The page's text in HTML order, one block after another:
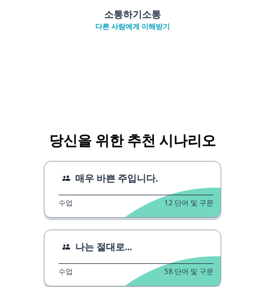
소통하기소통
다른 사람에게 이해받기
당신을 위한 추천 시나리오
매우 바쁜 주입니다.
수업 12 단어 및 구문
나는 절대로...
수업 58 단어 및 구문